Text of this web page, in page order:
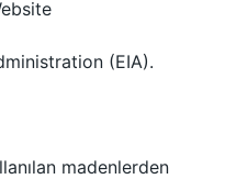
(EIA).
madenlerden